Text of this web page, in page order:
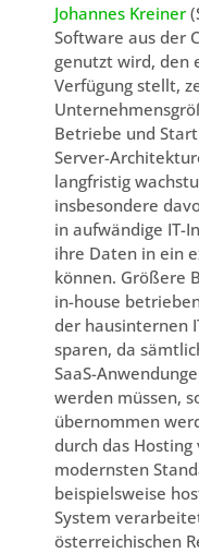
Johannes Kreiner
Software aus der
genutzt wird, den
Verfügung stellt,
Betriebe und
Server-
langfristig
insbesondere
in aufwändige IT-
ihre Daten in ein
können. Größere
in-house
der hausinternen
sparen, da
SaaS-
werden müssen,
übernommen
durch das
modernsten
beispielsweise
System
österreichischen